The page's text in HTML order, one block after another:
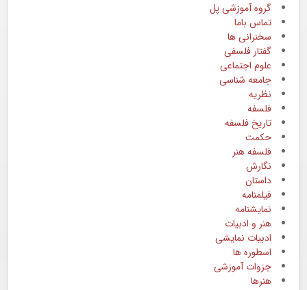
گروه آموزشی پل
تماس باما
سخنرانی ها
گفتار فلسفی
علوم اجتماعی
جامعه شناسی
نظریه
فلسفه
تاریخ فلسفه
حکمت
فلسفه هنر
نگارش
داستان
فیلمنامه
نمایشنامه
هنر و ادبیات
ادبیات نمایشی
اسطوره ها
جزوات آموزشی
هنرها